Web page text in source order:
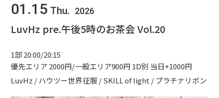
SCHEDULE
HALL INFO
01.15 Thu. 2026
LuvHz pre.午後5時のお茶会 Vol.20
1部 20:00/20:15
優先エリア 2000円/一般エリア900円 1D別 当日+1000円
LuvHz / ハウツー世界征服 / SKILL of light / プラチナリボン